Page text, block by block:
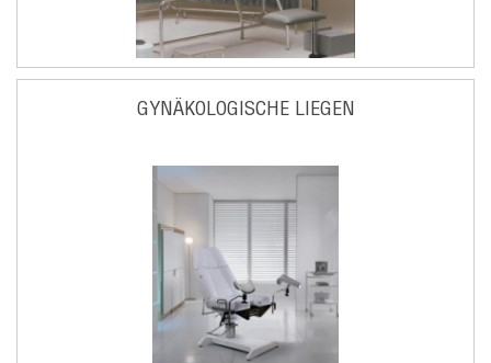
GYNÄKOLOGISCHE LIEGEN